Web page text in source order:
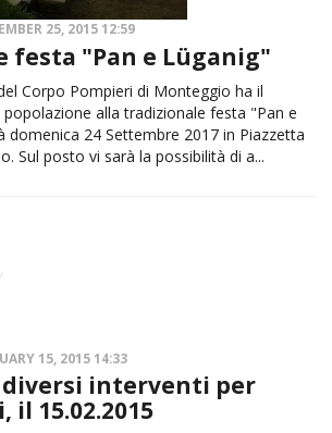
25, 2015 12:59
festa "Pan e Lüganig"
Corpo Pompieri di Monteggio ha il
alla tradizionale festa "Pan e
domenica 24 Settembre 2017 in Piazzetta
Sul posto vi sarà la possibilità di a...
15, 2015 14:33
interventi per
15.02.2015